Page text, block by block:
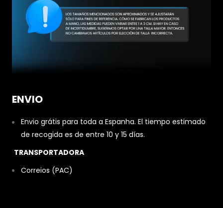
ENVIO
Envio grátis para toda a Espanha. El tiempo estimado
de recogida es de entre 10 y 15 días.
TRANSPORTADORA
Correios (PAC)